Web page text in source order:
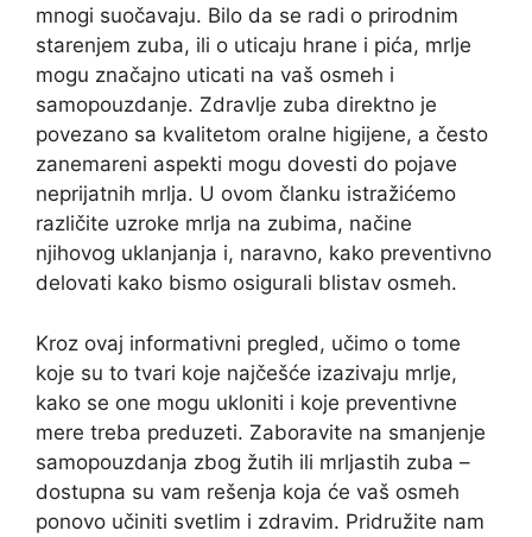
mnogi suočavaju. Bilo da se radi o prirodnim
starenjem zuba, ili o uticaju hrane i pića, mrlje
mogu značajno uticati na vaš osmeh i
samopouzdanje. Zdravlje zuba direktno je
povezano sa kvalitetom oralne higijene, a često
zanemareni aspekti mogu dovesti do pojave
neprijatnih mrlja. U ovom članku istražićemo
različite uzroke mrlja na zubima, načine
njihovog uklanjanja i, naravno, kako preventivno
delovati kako bismo osigurali blistav osmeh.
Kroz ovaj informativni pregled, učimo o tome
koje su to tvari koje najčešće izazivaju mrlje,
kako se one mogu ukloniti i koje preventivne
mere treba preduzeti. Zaboravite na smanjenje
samopouzdanja zbog žutih ili mrljastih zuba –
dostupna su vam rešenja koja će vaš osmeh
ponovo učiniti svetlim i zdravim. Pridružite nam